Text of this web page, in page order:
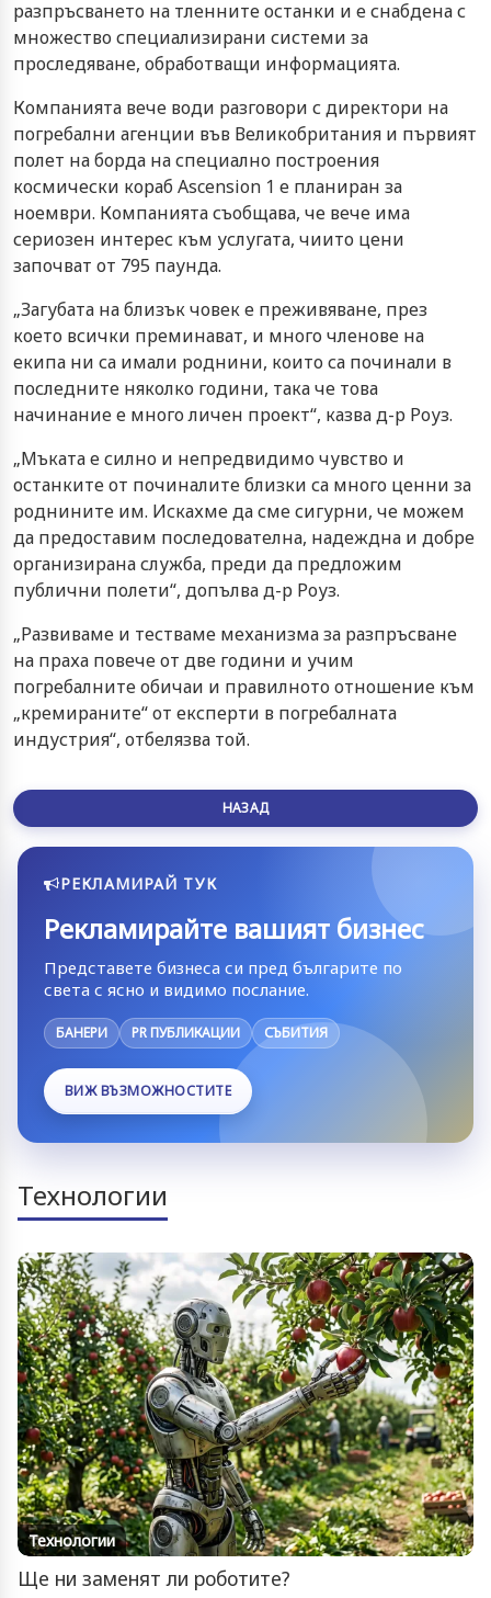
разпръсването на тленните останки и е снабдена с
множество специализирани системи за
проследяване, обработващи информацията.
Компанията вече води разговори с директори на
погребални агенции във Великобритания и първият
полет на борда на специално построения
космически кораб Ascension 1 е планиран за
ноември. Компанията съобщава, че вече има
сериозен интерес към услугата, чиито цени
започват от 795 паунда.
„Загубата на близък човек е преживяване, през
което всички преминават, и много членове на
екипа ни са имали роднини, които са починали в
последните няколко години, така че това
начинание е много личен проект“, казва д-р Роуз.
„Мъката е силно и непредвидимо чувство и
останките от починалите близки са много ценни за
роднините им. Искахме да сме сигурни, че можем
да предоставим последователна, надеждна и добре
организирана служба, преди да предложим
публични полети“, допълва д-р Роуз.
„Развиваме и тестваме механизма за разпръсване
на праха повече от две години и учим
погребалните обичаи и правилното отношение към
„кремираните“ от експерти в погребалната
индустрия“, отбелязва той.
НАЗАД
РЕКЛАМИРАЙ ТУК
Рекламирайте вашият бизнес
Представете бизнеса си пред българите по
света с ясно и видимо послание.
БАНЕРИ PR ПУБЛИКАЦИИ СЪБИТИЯ
ВИЖ ВЪЗМОЖНОСТИТЕ
Технологии
Технологии
Ще ни заменят ли роботите?